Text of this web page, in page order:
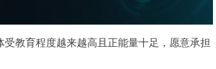
教育程度越来越高且正能量十足，愿意承担